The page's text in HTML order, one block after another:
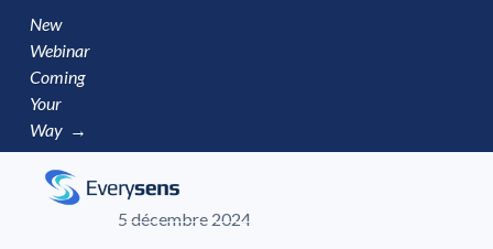
New
Webinar
Coming
Your
Way →
5 décembre 2024